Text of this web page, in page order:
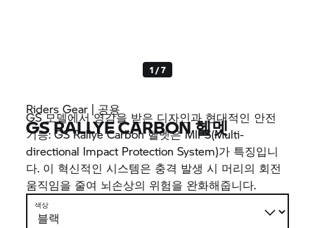
1 / 7
Riders Gear | 공용
GS RALLYE CARBON 헬멧
GS 모델에서 영감을 받은 디자인과 현대적인 안전
기능: GS Rallye Carbon 헬멧은 MIPS(Multi-
directional Impact Protection System)가 특징입니
다. 이 혁신적인 시스템은 충격 발생 시 머리의 회전
움직임을 줄여 뇌손상의 위험을 완화해줍니다.
색상